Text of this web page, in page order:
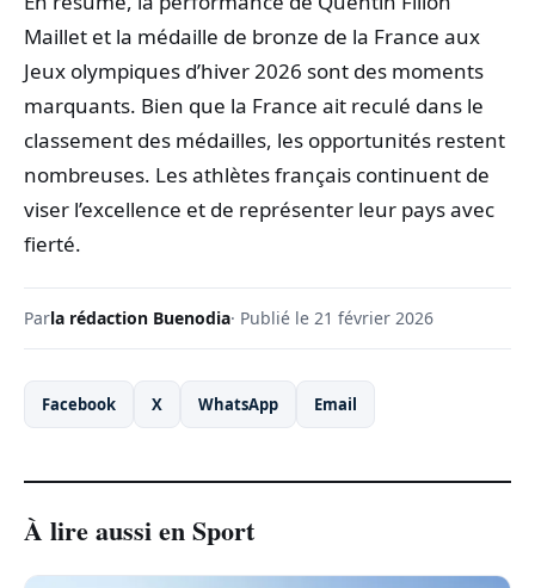
Maillet et la médaille de bronze de la France aux
Jeux olympiques d’hiver 2026 sont des moments
marquants. Bien que la France ait reculé dans le
classement des médailles, les opportunités restent
nombreuses. Les athlètes français continuent de
viser l’excellence et de représenter leur pays avec
fierté.
Parla rédaction Buenodia· Publié le 21 février 2026
Facebook X WhatsApp Email
À lire aussi en Sport